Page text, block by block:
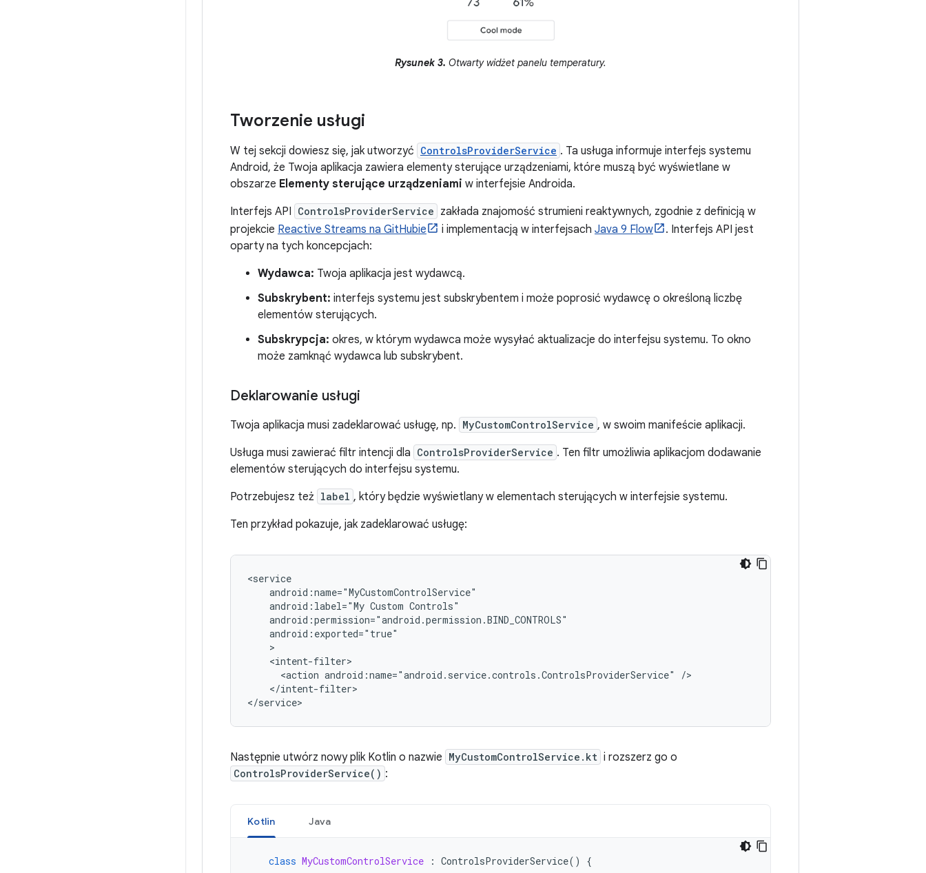
Rysunek 3. Otwarty widżet panelu temperatury.
Tworzenie usługi
W tej sekcji dowiesz się, jak utworzyć ControlsProviderService . Ta usługa informuje interfejs systemu
Android, że Twoja aplikacja zawiera elementy sterujące urządzeniami, które muszą być wyświetlane w
obszarze Elementy sterujące urządzeniami w interfejsie Androida.
Interfejs API ControlsProviderService zakłada znajomość strumieni reaktywnych, zgodnie z definicją w
projekcie Reactive Streams na GitHubie i implementacją w interfejsach Java 9 Flow
. Interfejs API jest
oparty na tych koncepcjach:
Wydawca: Twoja aplikacja jest wydawcą.
Subskrybent: interfejs systemu jest subskrybentem i może poprosić wydawcę o określoną liczbę
elementów sterujących.
Subskrypcja: okres, w którym wydawca może wysyłać aktualizacje do interfejsu systemu. To okno
może zamknąć wydawca lub subskrybent.
Deklarowanie usługi
Twoja aplikacja musi zadeklarować usługę, np. MyCustomControlService , w swoim manifeście aplikacji.
Usługa musi zawierać filtr intencji dla ControlsProviderService . Ten filtr umożliwia aplikacjom dodawanie
elementów sterujących do interfejsu systemu.
Potrzebujesz też label , który będzie wyświetlany w elementach sterujących w interfejsie systemu.
Ten przykład pokazuje, jak zadeklarować usługę:
android:label="My Custom
<action android:name="android.service.controls.ControlsProviderService"
</intent-filter>
Następnie utwórz nowy plik Kotlin o nazwie MyCustomControlService.kt i rozszerz go o
ControlsProviderService() :
Kotlin Java
class MyCustomControlService : ControlsProviderService()
{